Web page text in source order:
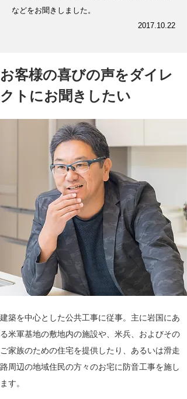
などをお聞きしました。
2017.10.22
お客様の喜びの声をダイレ
クトにお聞きしたい
建築を中心とした公共工事に従事。主に岩国にあ
る米軍基地の敷地内の施設や、米兵、およびその
ご家族のための住宅を提供したり、あるいは滑走
路周辺の地域住民の方々のお宅に防音工事を施し
ます。